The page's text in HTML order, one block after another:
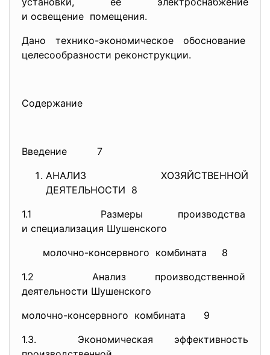
и освещение помещения.
Дано технико-экономическое обоснование
целесообразности реконструкции.
Содержание
Введение 7
АНАЛИЗ ХОЗЯЙСТВЕННОЙ
ДЕЯТЕЛЬНОСТИ 8
1.1 Размеры производства
и специализация Шушенского
молочно-консервного комбината 8
1.2 Анализ производственной
деятельности Шушенского
молочно-консервного комбината 9
1.3. Экономическая эффективность